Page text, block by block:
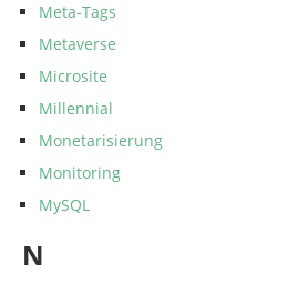
Meta-Tags
Metaverse
Microsite
Millennial
Monetarisierung
Monitoring
MySQL
N